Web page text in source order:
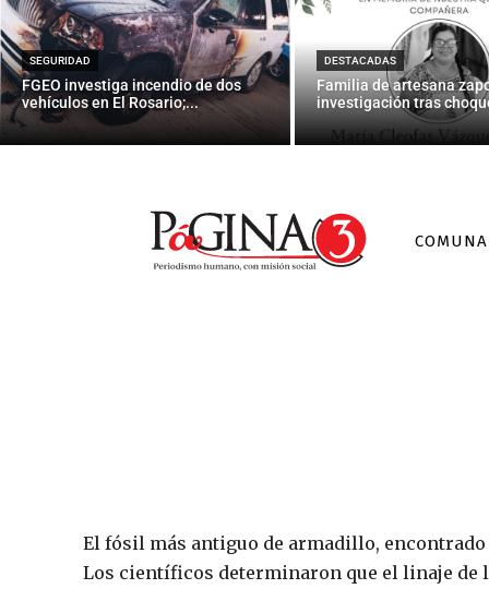
SEGURIDAD
FGEO investiga incendio de dos
vehículos en El Rosario;...
DESTACADAS
Familia de artesana
investigación tras
El fósil más antiguo de armadillo,
Los científicos determinaron que el linaje de